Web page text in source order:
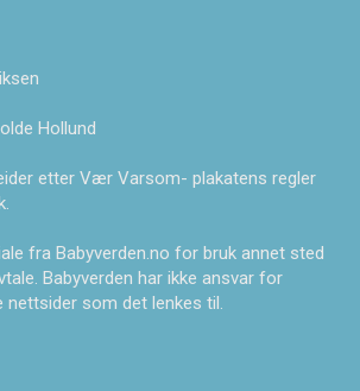
Hollund
etter Vær Varsom- plakatens regler
fra Babyverden.no for bruk annet sted
Babyverden har ikke ansvar for
nettsider som det lenkes til.